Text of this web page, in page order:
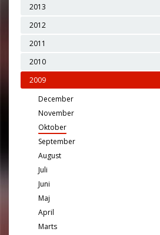
2013
2012
2011
2010
2009
December
November
Oktober
September
August
Juli
Juni
Maj
April
Marts